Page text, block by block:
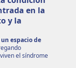
en la
y la
espacio de
el síndrome